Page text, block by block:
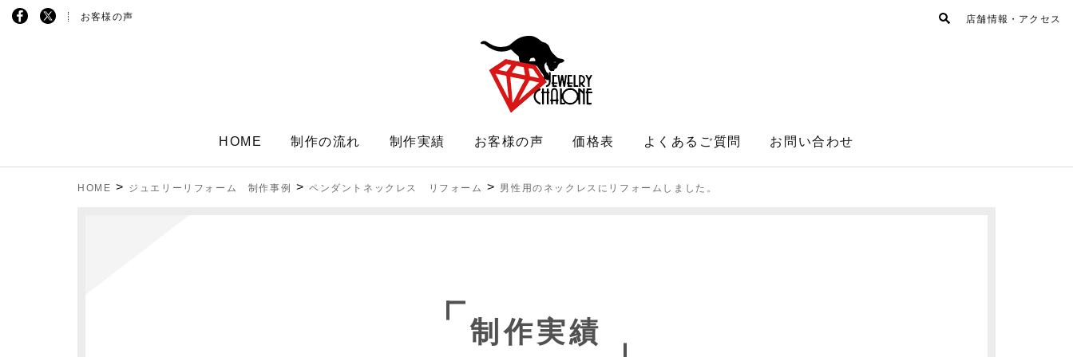
お客様の声 店舗情報・アクセス
HOME 制作の流れ 制作実績 お客様の声 価格表 よくあるご質問 お問い合わせ
HOME > ジュエリーリフォーム 制作事例 >ペンダントネックレス リフォーム > 男性用のネックレスにリフォームしました。
制作実績